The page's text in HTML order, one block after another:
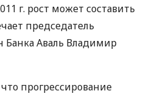
г. рост может составить
председатель
Банка Аваль Владимир
прогрессирование